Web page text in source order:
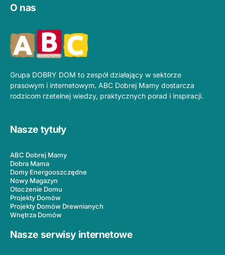
O nas
Grupa DOBRY DOM to zespół działający w sektorze
prasowym i internetowym. ABC Dobrej Mamy dostarcza
rodzicom rzetelnej wiedzy, praktycznych porad i inspiracji.
Nasze tytuły
ABC Dobrej Mamy
Dobra Mama
Domy Energooszczędne
Nowy Magazyn
Otoczenie Domu
Projekty Domów
Projekty Domów Drewnianych
Wnętrza Domów
Nasze serwisy internetowe